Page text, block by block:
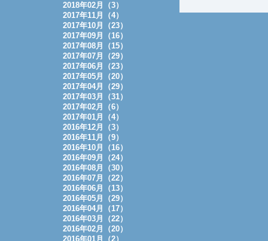
2018年02月（3）
2017年11月（4）
2017年10月（23）
2017年09月（16）
2017年08月（15）
2017年07月（29）
2017年06月（23）
2017年05月（20）
2017年04月（29）
2017年03月（31）
2017年02月（6）
2017年01月（4）
2016年12月（3）
2016年11月（9）
2016年10月（16）
2016年09月（24）
2016年08月（30）
2016年07月（22）
2016年06月（13）
2016年05月（29）
2016年04月（17）
2016年03月（22）
2016年02月（20）
2016年01月（2）